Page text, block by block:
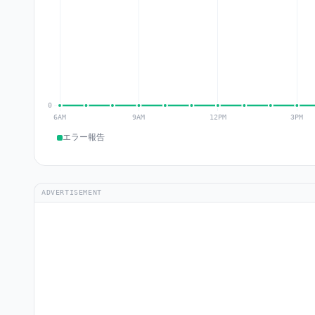
エラー報告
ADVERTISEMENT